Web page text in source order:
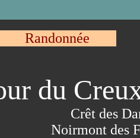
Randonnée
du
Crêt des
Noirmont des